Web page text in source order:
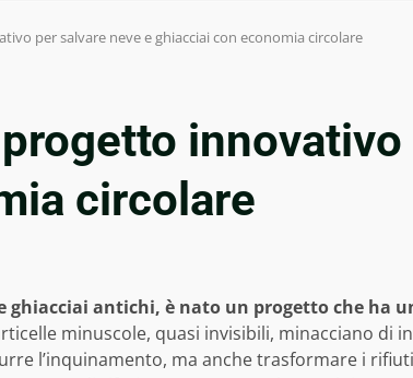
per salvare neve e ghiacciai con economia circolare
circolare
ghiacciai antichi, è nato un progetto che ha
minuscole, quasi invisibili, minacciano di
l’inquinamento, ma anche trasformare i